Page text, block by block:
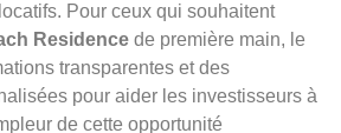
Pour ceux qui souhaitent
Residence de première main, le
transparentes et des
pour aider les investisseurs à
de cette opportunité